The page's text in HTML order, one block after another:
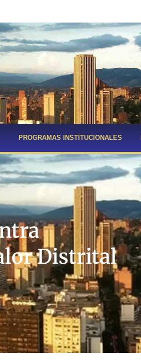
PROGRAMAS INSTITUCIONALES
Distrital